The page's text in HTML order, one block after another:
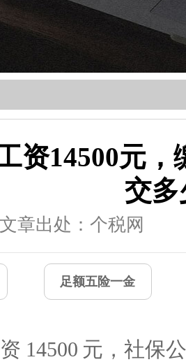
资14500元
交多
文章出处：个税网
足额五险一金
14500 元，社保